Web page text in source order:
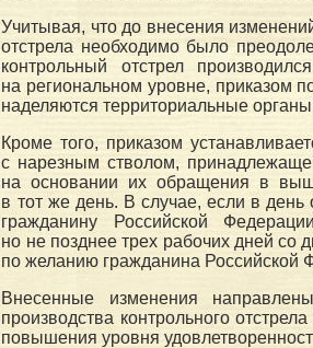
Учитывая, что до внесения
отстрела необходимо было
контрольный отстрел
на региональном уровне, приказом
наделяются территориальные
Кроме того, приказом
с нарезным стволом,
на основании их обращения в
в тот же день. В случае, если в
гражданину Российской
но не позднее трех рабочих дней со
по желанию гражданина Российской
Внесенные изменения
производства контрольного
повышения уровня